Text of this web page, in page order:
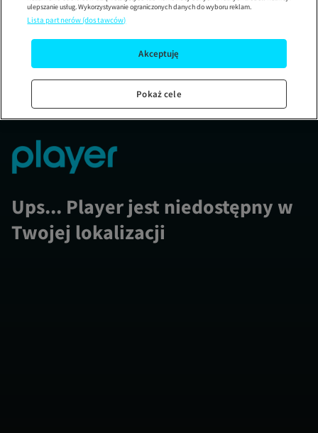
Ups... Player jest niedostępny w
Twojej lokalizacji
ulepszanie usług. Wykorzystywanie ograniczonych danych do wyboru reklam.
Lista partnerów (dostawców)
Akceptuję
Pokaż cele